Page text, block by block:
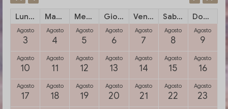
Lunedi Martedi Mercoledi Giovedi Venerdi Sabato Domenica
Agosto
3
Agosto
4
Agosto
5
Agosto
6
Agosto
7
Agosto
8
Agosto
9
Agosto
10
Agosto
11
Agosto
12
Agosto
13
Agosto
14
Agosto
15
Agosto
16
Agosto
17
Agosto
18
Agosto
19
Agosto
20
Agosto
21
Agosto
22
Agosto
23